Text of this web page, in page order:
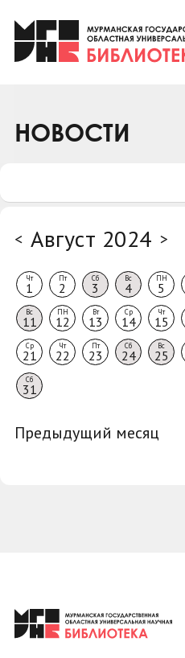
Клуб «Гиря и
Клуб «Семейный
Коллегам
НОВОСТИ
< Август 2024 >
Чт
1
Пт
2
Сб
3
Вс
4
ПН
5
Вс
11
ПН
12
Вт
13
Ср
14
Чт
15
Ср
21
Чт
22
Пт
23
Сб
24
Вс
25
Сб
31
Предыдущий месяц